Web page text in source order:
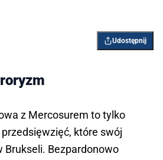
Udostępnij
z Mercosurem to tylko
które swój
Brukseli. Bezpardonowo